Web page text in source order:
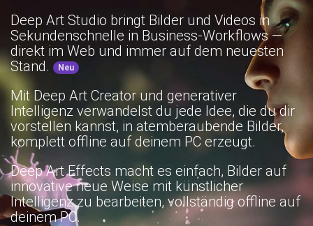
Deep Art Studio bringt Bilder und Videos in
Sekundenschnelle in Business-Workflows —
direkt im Web und immer auf dem neuesten
Stand.
Neu
Mit Deep Art Creator und generativer
Intelligenz verwandelst du jede Idee, die du dir
vorstellen kannst, in atemberaubende Bilder,
komplett offline auf deinem PC erzeugt.
Deep Art Effects macht es einfach, Bilder auf
innovative neue Weise mit künstlicher
Intelligenz zu bearbeiten, vollständig offline auf
deinem PC.